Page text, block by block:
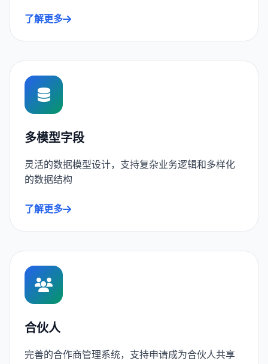
了解更多
多模型字段
灵活的数据模型设计，支持复杂业务逻辑和多样化
的数据结构
了解更多
合伙人
完善的合作商管理系统，支持申请成为合伙人共享